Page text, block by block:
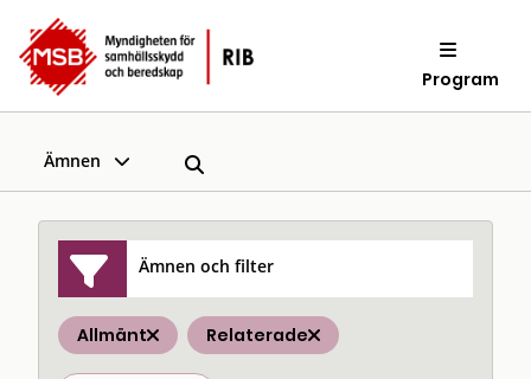
Program
Ämnen
Ämnen och filter
Allmänt Relaterade